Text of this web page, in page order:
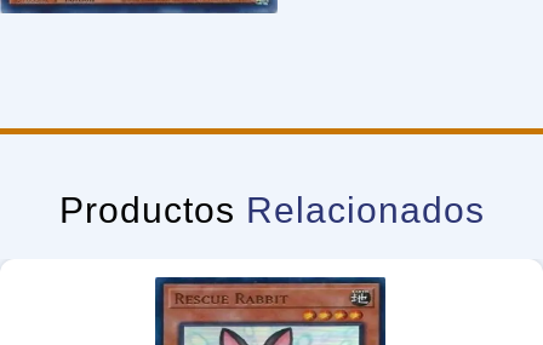
Productos Relacionados